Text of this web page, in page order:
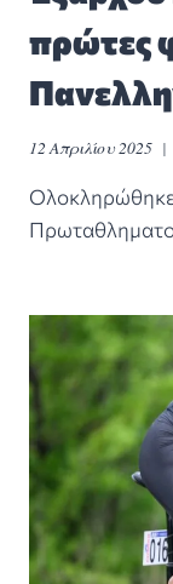
πρώτες
12 Απριλίου 2025